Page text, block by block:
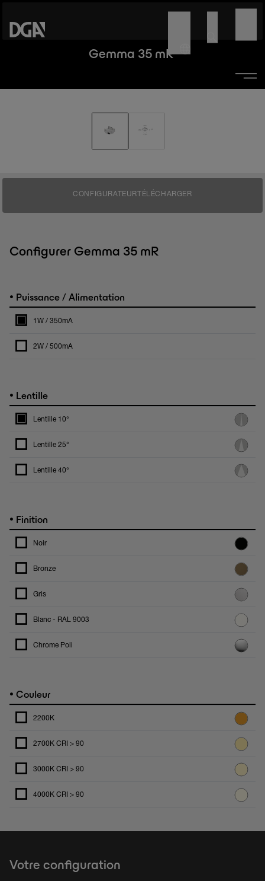
Gemma 35 mR
CONFIGURATEURTÉLÉCHARGER
Configurer Gemma 35 mR
• Puissance / Alimentation
1W / 350mA
2W / 500mA
• Lentille
Lentille 10°
Lentille 25°
Lentille 40°
• Finition
Noir
Bronze
Gris
Blanc - RAL 9003
Chrome Poli
• Couleur
2200K
2700K CRI > 90
3000K CRI > 90
4000K CRI > 90
Votre configuration